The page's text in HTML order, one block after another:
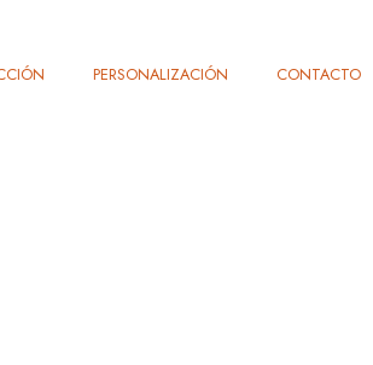
PERSONALIZACIÓN CONTACTO